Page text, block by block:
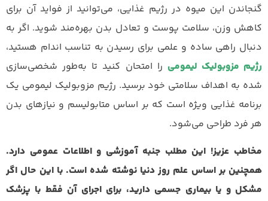
گنجاندن این میوه در رژیم غذایی، می‌توانید از فواید آن برای
کاهش وزن، سلامت پوست و تعادل بدن بهره‌مند شوید. اگر به
دنبال راهی ساده و علمی برای رسیدن به تناسب اندام هستید،
رژیم مزوبولیک لیمومی را امتحان کنید تا به‌طور شخصی‌سازی
شده به اهداف سلامتی خود برسید. رژیم مزوبولیک لیمومی یک
برنامه غذایی ویژه است که بر اساس متابولیسم و نیازهای بدن
هر فرد طراحی می‌شود.
مخاطب عزیز! این مطلب جنبه آموزشی و اطلاعات عمومی دارد.
همچنین بر اساس علم روز دنیا نوشته شده است. با این حال اگر
مشکل و یا بیماری جسمی دارید، برای اجرای آن فقط با پزشک